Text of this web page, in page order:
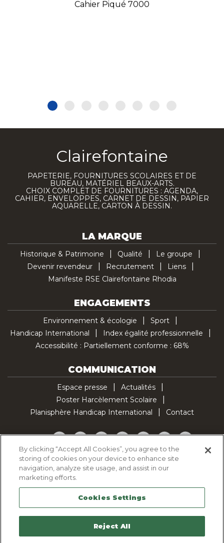
Cahier Piqué 7000
Clairefontaine
PAPETERIE, FOURNITURES SCOLAIRES ET DE
BUREAU, MATÉRIEL BEAUX-ARTS.
CHOIX COMPLET DE FOURNITURES : AGENDA,
CAHIER, ENVELOPPES, CARNET DE DESSIN, PAPIER
AQUARELLE, CARTON À DESSIN.
LA MARQUE
Historique & Patrimoine Qualité
Le groupe
Devenir revendeur
Recrutement
Liens
Manifeste RSE Clairefontaine Rhodia
ENGAGEMENTS
Environnement & écologie
Sport
Handicap International
Index égalité professionnelle
Accessibilité : Partiellement conforme : 68%
COMMUNICATION
Espace presse
Actualités
Poster Harcèlement Scolaire
Planisphère Handicap International
Contact
Facebook
TwitterYouTubePinterestInstagramLinkedInTikTok
Politique d'utilisation des cookies
Politique de confidentialité
Mentions légales
Plan du site
Contactez-nous
By clicking “Accept All Cookies”, you agree to the
storing of cookies on your device to enhance site
navigation, analyze site usage, and assist in our
marketing efforts.
Cookies Settings
Reject All